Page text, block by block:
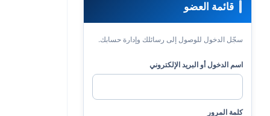
قائمة العضو
سجّل الدخول للوصول إلى رسائلك وإدارة حسابك.
اسم الدخول أو البريد الإلكتروني
كلمة المرور